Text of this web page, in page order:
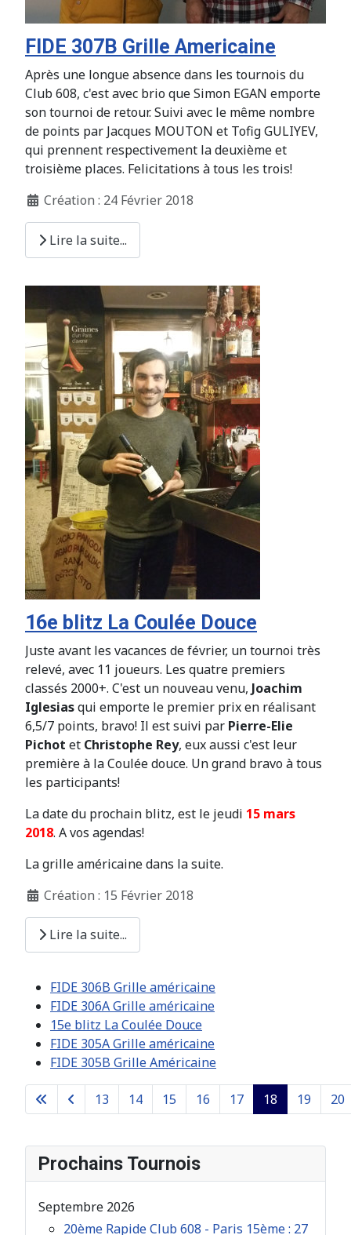
Prochains Tournois
Septembre 2026
20ème Rapide Club 608 - Paris 15ème : 27
FIDE 307B Grille Americaine
Après une longue absence dans les tournois du
Club 608, c'est avec brio que Simon EGAN emporte
son tournoi de retour. Suivi avec le même nombre
de points par Jacques MOUTON et Tofig GULIYEV,
qui prennent respectivement la deuxième et
troisième places. Felicitations à tous les trois!
Création : 24 Février 2018
Lire la suite...
16e blitz La Coulée Douce
Juste avant les vacances de février, un tournoi très
relevé, avec 11 joueurs. Les quatre premiers
classés 2000+. C'est un nouveau venu, Joachim
Iglesiasqui emporte le premier prix en réalisant
6,5/7 points, bravo! Il est suivi par Pierre-Elie
Pichot et Christophe Rey, eux aussi c'est leur
première à la Coulée douce. Un grand bravo à tous
les participants!
La date du prochain blitz, est le jeudi 15 mars
2018. A vos agendas!
La grille américaine dans la suite.
Création : 15 Février 2018
Lire la suite...
FIDE 306B Grille américaine
FIDE 306A Grille américaine
15e blitz La Coulée Douce
FIDE 305A Grille américaine
FIDE 305B Grille Américaine
Page 18 sur 26
13 14 15 16 17 18 19 20